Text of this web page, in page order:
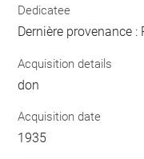
Dedicatee
Dernière provenance
Acquisition details
don
Acquisition date
1935